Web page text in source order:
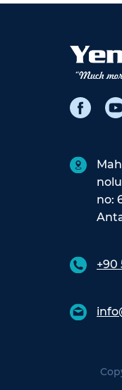
no:
+90